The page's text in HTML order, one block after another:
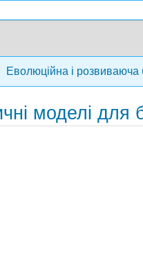
Еволюційна і розвиваюча
моделі для